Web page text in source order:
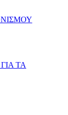
ΤΑ